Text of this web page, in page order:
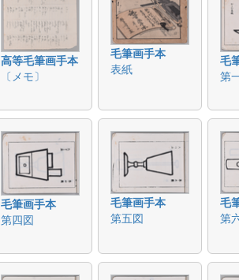
高等毛筆画手本
〔メモ〕
毛筆画手本
表紙
毛
第
毛筆画手本
第四図
毛筆画手本
第五図
毛
第